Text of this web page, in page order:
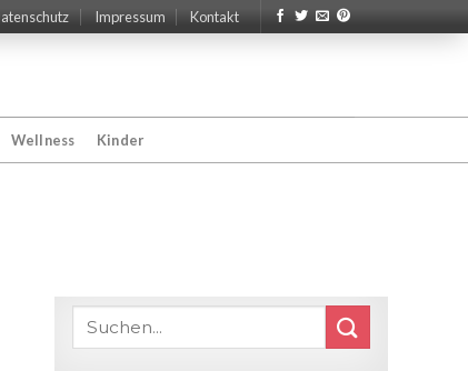
Impressum Kontakt
Wellness Kinder